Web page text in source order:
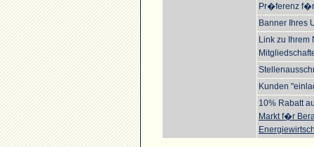
Pr�ferenz
Banner Ihres
Link zu Ihrem
Kunden
10% Rabatt
Markt f�r